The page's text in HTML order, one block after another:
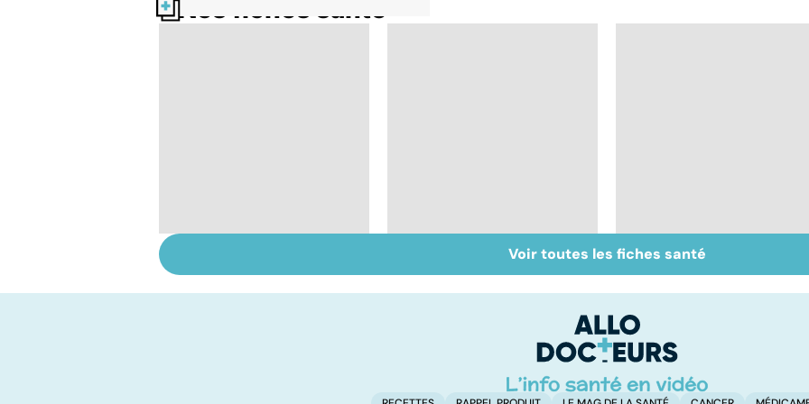
Nos fiches santé
pour la vie
Sexualité, infertilité
et PMA, des liens
Acupuncture :
comment est-elle
Voir toutes les fiches santé